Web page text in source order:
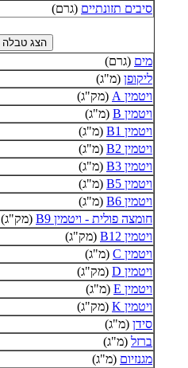
סיבים תזונתיים (גרם)
מים (גרם)
ליקופן (מ"ג)
ויטמין A
(מק"ג)
ויטמין B
(מ"ג)
ויטמין B1
(מ"ג)
ויטמין B2
(מ"ג)
ויטמין B3
(מ"ג)
ויטמין B5
(מ"ג)
ויטמין B6
(מ"ג)
חומצה פולית - ויטמין B9
(מק"ג)
ויטמין B12
(מק"ג)
ויטמין C
(מ"ג)
ויטמין D
(מק"ג)
ויטמין E
(מ"ג)
ויטמין K
(מק"ג)
סידן (מ"ג)
ברזל (מ"ג)
מגנזיום (מ"ג)